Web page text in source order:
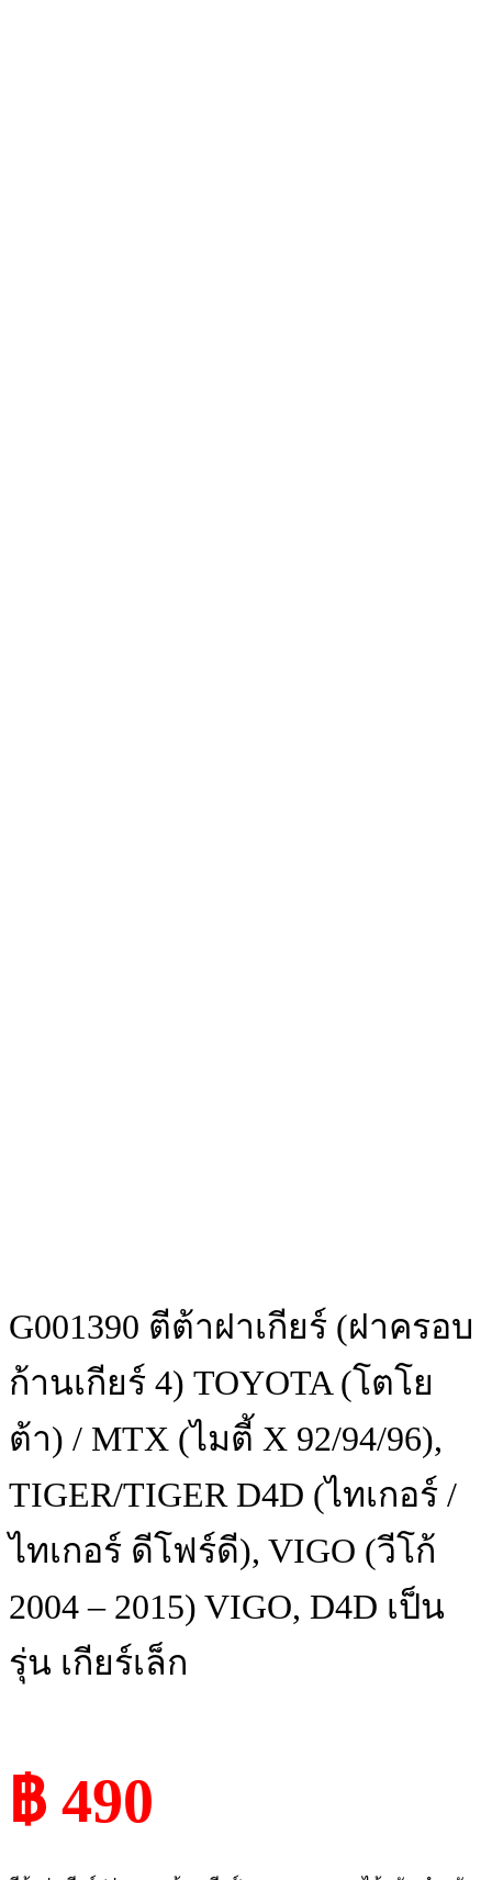
G001390 ตีต้าฝาเกียร์ (ฝาครอบ
ก้านเกียร์ 4) TOYOTA (โตโย
ต้า) / MTX (ไมตี้ X 92/94/96),
TIGER/TIGER D4D (ไทเกอร์ /
ไทเกอร์ ดีโฟร์ดี), VIGO (วีโก้
2004 – 2015) VIGO, D4D เป็น
รุ่น เกียร์เล็ก
฿ 490